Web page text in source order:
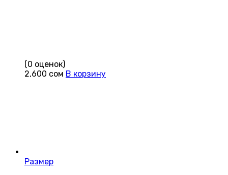
(0 оценок)
2,600 сом В корзину
Размер